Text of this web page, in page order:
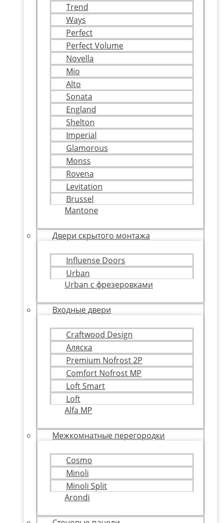
Trend
Ways
Perfect
Perfect Volume
Novella
Mio
Alto
Sonata
England
Shelton
Imperial
Glamorous
Monss
Rovena
Levitation
Brussel
Mantone
Двери скрытого монтажа
Influense Doors
Urban
Urban с фрезеровками
Входные двери
Craftwood Design
Аляска
Premium Nofrost 2P
Comfort Nofrost MP
Loft Smart
Loft
Alfa MP
Межкомнатные перегородки
Cosmo
Minoli
Minoli Split
Arondi